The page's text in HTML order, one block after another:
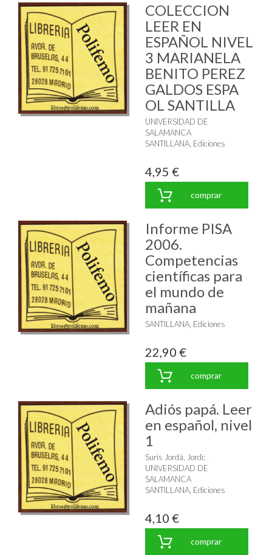
COLECCION
LEER EN
ESPAÑOL NIVEL
3 MARIANELA
BENITO PEREZ
GALDOS ESPA
OL SANTILLA
UNIVERSIDAD DE
SALAMANCA
SANTILLANA, Ediciones
4,95 €
comprar
Informe PISA
2006.
Competencias
científicas para
el mundo de
mañana
SANTILLANA, Ediciones
22,90 €
comprar
Adiós papá. Leer
en español, nivel
1
Surís Jordà, Jordi;
UNIVERSIDAD DE
SALAMANCA
SANTILLANA, Ediciones
4,10 €
comprar